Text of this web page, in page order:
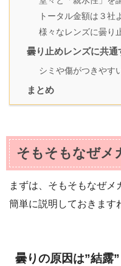
トータル金額は３社
様々なレンズに曇り
曇り止めレンズに共通
シミや傷がつきやす
まとめ
そもそもなぜメ
まずは、そもそもなぜメ
簡単に説明しておきます
曇りの原因は”結露”